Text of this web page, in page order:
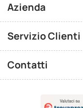
Azienda
Servizio Clienti
Contatti